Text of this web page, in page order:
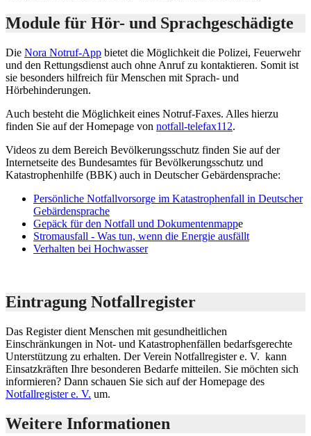
Module für Hör- und Sprachgeschädigte
Die Nora Notruf-App bietet die Möglichkeit die Polizei, Feuerwehr
und den Rettungsdienst auch ohne Anruf zu kontaktieren. Somit ist
sie besonders hilfreich für Menschen mit Sprach- und
Hörbehinderungen.
Auch besteht die Möglichkeit eines Notruf-Faxes. Alles hierzu
finden Sie auf der Homepage von notfall-telefax112.
Videos zu dem Bereich Bevölkerungsschutz finden Sie auf der
Internetseite des Bundesamtes für Bevölkerungsschutz und
Katastrophenhilfe (BBK) auch in Deutscher Gebärdensprache:
Persönliche Notfallvorsorge im Katastrophenfall in Deutscher
Gebärdensprache
Gepäck für den Notfall und Dokumentenmappe
Stromausfall - Was tun, wenn die Energie ausfällt
Verhalten bei Hochwasser
Eintragung Notfallregister
Das Register dient Menschen mit gesundheitlichen
Einschränkungen in Not- und Katastrophenfällen bedarfsgerechte
Unterstützung zu erhalten. Der Verein Notfallregister e. V. kann
Einsatzkräften Ihre besonderen Bedarfe mitteilen. Sie möchten sich
informieren? Dann schauen Sie sich auf der Homepage des
Notfallregister e. V. um.
Weitere Informationen